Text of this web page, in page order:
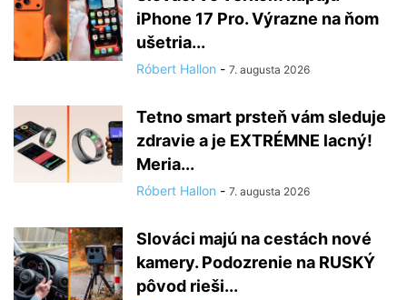
iPhone 17 Pro. Výrazne na ňom
ušetria...
Róbert Hallon - 7. augusta 2026
Tetno smart prsteň vám sleduje
zdravie a je EXTRÉMNE lacný!
Meria...
Róbert Hallon - 7. augusta 2026
Slováci majú na cestách nové
kamery. Podozrenie na RUSKÝ
pôvod rieši...